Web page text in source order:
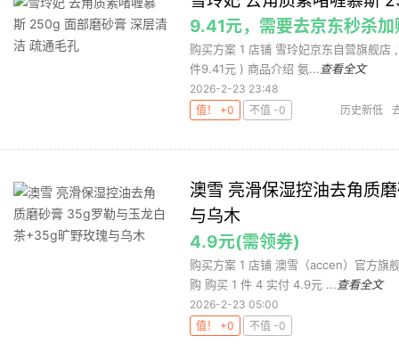
9.41元，需要去京东秒杀
购买方案 1 店铺 雪玲妃京东自营旗舰
件9.41元 ) 商品介绍 氨... 查看全文
2026-2-23 23:48
值！ +0
不值 -0 历史新低
澳雪 亮滑保湿控油去角质
与乌木
4.9元(需领券)
购买方案 1 店铺 澳雪（accen）官方旗
购 购买 1 件 4 实付 4.9元 ... 查看全文
2026-2-23 05:00
值！ +0
不值 -0